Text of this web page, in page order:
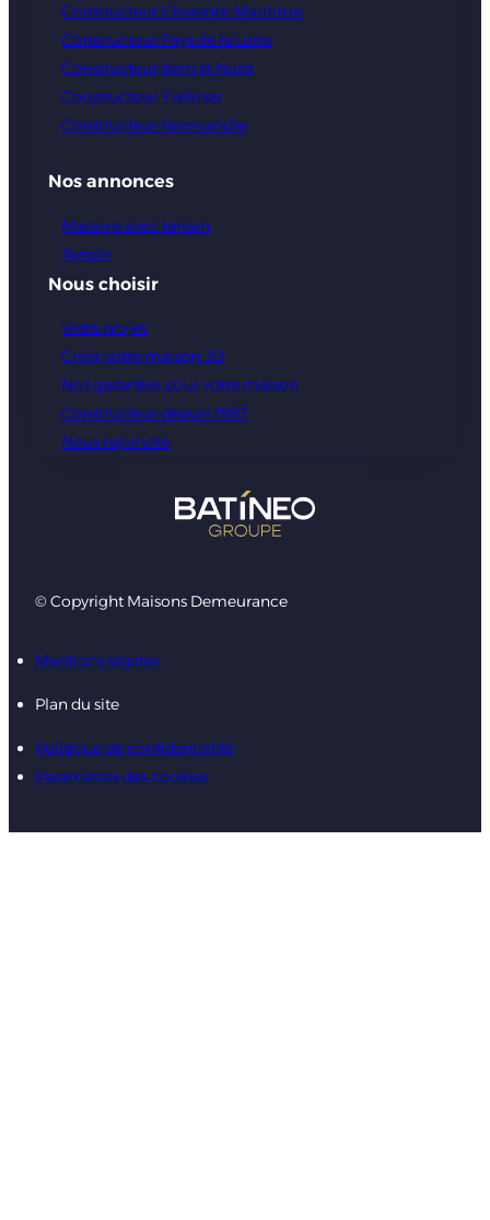
Constructeur Charente-Maritime
Constructeur Pays de la Loire
Constructeur dans le Nord
Constructeur Yvelines
Constructeur Normandie
Nos annonces
Maisons avec terrain
Terrain
Nous choisir
Votre projet
Créer votre maison 3D
Nos garanties pour votre maison
Constructeur depuis 1987
Nous rejoindre
© Copyright Maisons Demeurance
Mentions légales
Plan du site
Politique de confidentialité
Paramètres des cookies